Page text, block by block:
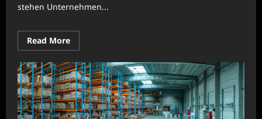
stehen Unternehmen...
Read MoreRead
more
Moderne
Unternehmensprozesse
mit
nachhaltiger
Entwicklung